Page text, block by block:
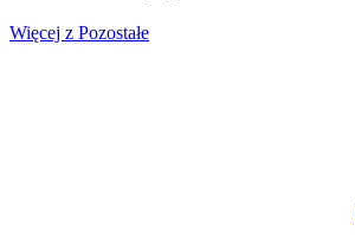
Więcej z Pozostałe